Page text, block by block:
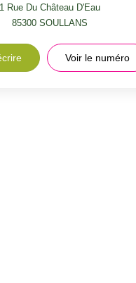
1 Rue Du Château D'Eau
85300SOULLANS
Voir le numéro